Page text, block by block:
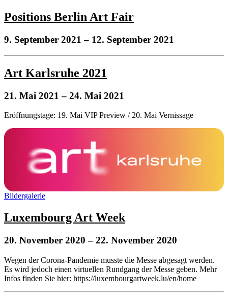
Positions Berlin Art Fair
9. September 2021 – 12. September 2021
Art Karlsruhe 2021
21. Mai 2021 – 24. Mai 2021
Eröffnungstage: 19. Mai VIP Preview / 20. Mai Vernissage
Bildergalerie
Luxembourg Art Week
20. November 2020 – 22. November 2020
Wegen der Corona-Pandemie musste die Messe abgesagt werden.
Es wird jedoch einen virtuellen Rundgang der Messe geben. Mehr
Infos finden Sie hier: https://luxembourgartweek.lu/en/home